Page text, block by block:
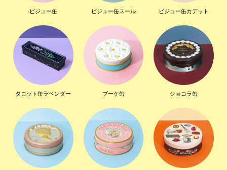
ビジュー缶 ビジュー缶スール ビジュー缶カデット
タロット缶ラベンダー ブーケ缶 ショコラ缶